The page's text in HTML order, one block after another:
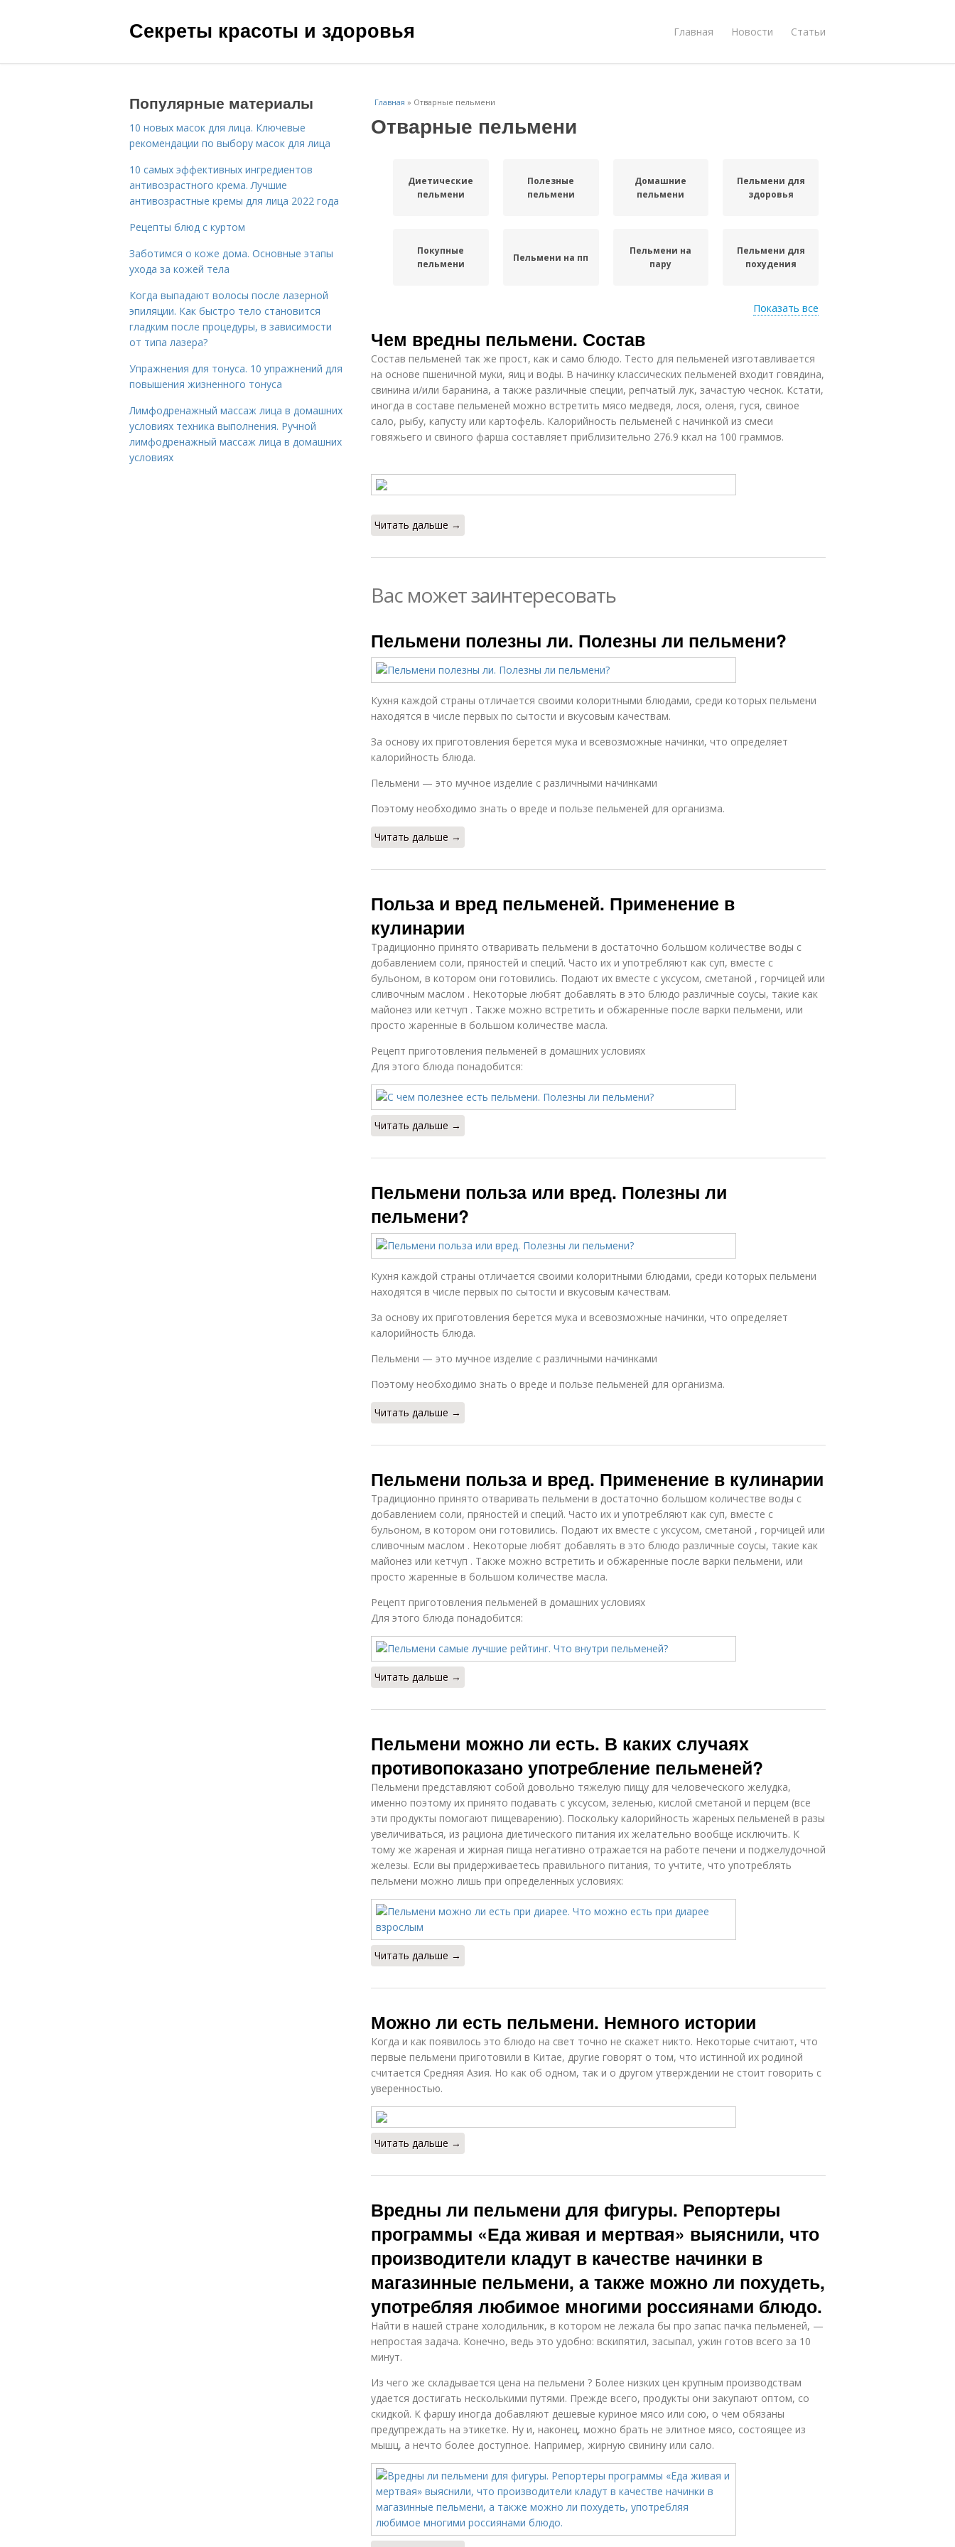
Секреты красоты и здоровья Главная Новости Статьи
Главная » Отварные пельмени
Отварные пельмени
Диетические
пельмени
Полезные
пельмени
Домашние
пельмени
Пельмени для
здоровья
Покупные
пельмени
Пельмени на пп
Пельмени на
пару
Пельмени для
похудения
диете
Показать все
Чем вредны пельмени. Состав
Состав пельменей так же прост, как и само блюдо. Тесто для пельменей изготавливается
на основе пшеничной муки, яиц и воды. В начинку классических пельменей входит говядина,
свинина и/или баранина, а также различные специи, репчатый лук, зачастую чеснок. Кстати,
иногда в составе пельменей можно встретить мясо медведя, лося, оленя, гуся, свиное
сало, рыбу, капусту или картофель. Калорийность пельменей с начинкой из смеси
говяжьего и свиного фарша составляет приблизительно 276.9 ккал на 100 граммов.
Читать дальше →
Вас может заинтересовать
Пельмени полезны ли. Полезны ли пельмени?
Кухня каждой страны отличается своими колоритными блюдами, среди которых пельмени
находятся в числе первых по сытости и вкусовым качествам.
За основу их приготовления берется мука и всевозможные начинки, что определяет
калорийность блюда.
Пельмени — это мучное изделие с различными начинками
Поэтому необходимо знать о вреде и пользе пельменей для организма.
Читать дальше →
Польза и вред пельменей. Применение в
кулинарии
Традиционно принято отваривать пельмени в достаточно большом количестве воды с
добавлением соли, пряностей и специй. Часто их и употребляют как суп, вместе с
бульоном, в котором они готовились. Подают их вместе с уксусом, сметаной , горчицей или
сливочным маслом . Некоторые любят добавлять в это блюдо различные соусы, такие как
майонез или кетчуп . Также можно встретить и обжаренные после варки пельмени, или
просто жаренные в большом количестве масла.
Рецепт приготовления пельменей в домашних условиях
Для этого блюда понадобится:
Читать дальше →
Пельмени польза или вред. Полезны ли
пельмени?
Кухня каждой страны отличается своими колоритными блюдами, среди которых пельмени
находятся в числе первых по сытости и вкусовым качествам.
За основу их приготовления берется мука и всевозможные начинки, что определяет
калорийность блюда.
Пельмени — это мучное изделие с различными начинками
Поэтому необходимо знать о вреде и пользе пельменей для организма.
Читать дальше →
Пельмени польза и вред. Применение в кулинарии
Традиционно принято отваривать пельмени в достаточно большом количестве воды с
добавлением соли, пряностей и специй. Часто их и употребляют как суп, вместе с
бульоном, в котором они готовились. Подают их вместе с уксусом, сметаной , горчицей или
сливочным маслом . Некоторые любят добавлять в это блюдо различные соусы, такие как
майонез или кетчуп . Также можно встретить и обжаренные после варки пельмени, или
просто жаренные в большом количестве масла.
Рецепт приготовления пельменей в домашних условиях
Для этого блюда понадобится:
Читать дальше →
Пельмени можно ли есть. В каких случаях
противопоказано употребление пельменей?
Пельмени представляют собой довольно тяжелую пищу для человеческого желудка,
именно поэтому их принято подавать с уксусом, зеленью, кислой сметаной и перцем (все
эти продукты помогают пищеварению). Поскольку калорийность жареных пельменей в разы
увеличиваться, из рациона диетического питания их желательно вообще исключить. К
тому же жареная и жирная пища негативно отражается на работе печени и поджелудочной
железы. Если вы придерживаетесь правильного питания, то учтите, что употреблять
пельмени можно лишь при определенных условиях:
Читать дальше →
Можно ли есть пельмени. Немного истории
Когда и как появилось это блюдо на свет точно не скажет никто. Некоторые считают, что
первые пельмени приготовили в Китае, другие говорят о том, что истинной их родиной
считается Средняя Азия. Но как об одном, так и о другом утверждении не стоит говорить с
уверенностью.
Читать дальше →
Вредны ли пельмени для фигуры. Репортеры
программы «Еда живая и мертвая» выяснили, что
производители кладут в качестве начинки в
магазинные пельмени, а также можно ли похудеть,
употребляя любимое многими россиянами блюдо.
Найти в нашей стране холодильник, в котором не лежала бы про запас пачка пельменей, —
непростая задача. Конечно, ведь это удобно: вскипятил, засыпал, ужин готов всего за 10
минут.
Из чего же складывается цена на пельмени ? Более низких цен крупным производствам
удается достигать несколькими путями. Прежде всего, продукты они закупают оптом, со
скидкой. К фаршу иногда добавляют дешевые куриное мясо или сою, о чем обязаны
предупреждать на этикетке. Ну и, наконец, можно брать не элитное мясо, состоящее из
мышц, а нечто более доступное. Например, жирную свинину или сало.
Популярные материалы
10 новых масок для лица. Ключевые
рекомендации по выбору масок для лица
10 самых эффективных ингредиентов
антивозрастного крема. Лучшие
антивозрастные кремы для лица 2022 года
Рецепты блюд с куртом
Заботимся о коже дома. Основные этапы
ухода за кожей тела
Когда выпадают волосы после лазерной
эпиляции. Как быстро тело становится
гладким после процедуры, в зависимости
от типа лазера?
Упражнения для тонуса. 10 упражнений для
повышения жизненного тонуса
Лимфодренажный массаж лица в домашних
условиях техника выполнения. Ручной
лимфодренажный массаж лица в домашних
условиях